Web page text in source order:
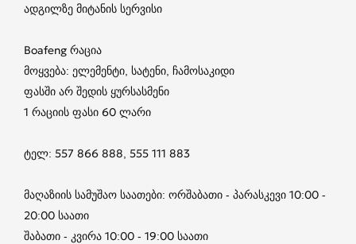
ადგილზე მიტანის სერვისი
Boafeng რაცია
მოყვება: ელემენტი, სატენი, ჩამოსაკიდი
ფასში არ შედის ყურსასმენი
1 რაციის ფასი 60 ლარი
ტელ: 557 866 888, 555 111 883
მაღაზიის სამუშაო საათები: ორშაბათი - პარასკევი 10:00 -
20:00 საათი
შაბათი - კვირა 10:00 - 19:00 საათი